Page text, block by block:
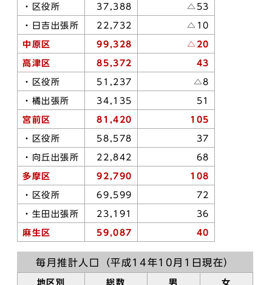
・区役所 37,388 △53
・日吉出張所 22,732 △10
中原区 99,328 △20
高津区 85,372 43
・区役所 51,237 △8
・橘出張所 34,135 51
宮前区 81,420 105
・区役所 58,578 37
・向丘出張所 22,842 68
多摩区 92,790 108
・区役所 69,599 72
・生田出張所 23,191 36
麻生区 59,087 40
毎月推計人口（平成14年10月1日現在）
地区別 総数 男 女